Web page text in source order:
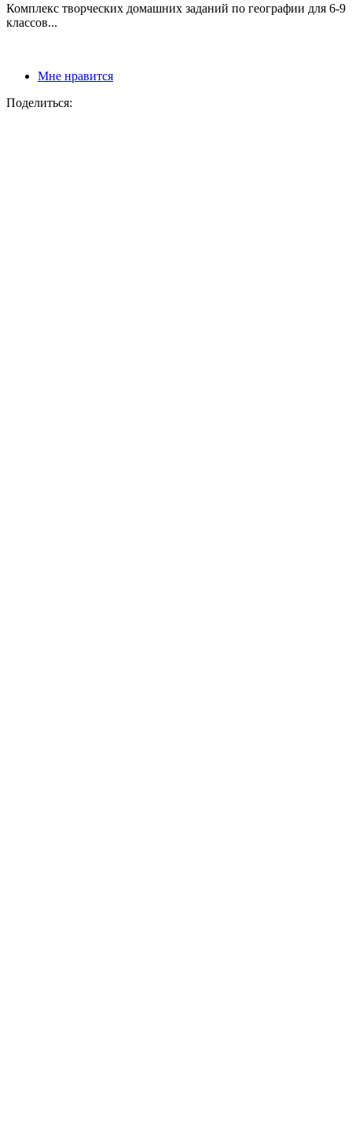
Комплекс творческих домашних заданий по географии для 6-9
классов...
Мне нравится
Поделиться: